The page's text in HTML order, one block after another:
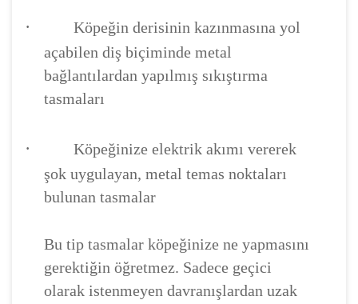
·
Köpeğin derisinin kazınmasına yol
açabilen diş biçiminde metal
bağlantılardan yapılmış sıkıştırma
tasmaları
·
Köpeğinize elektrik akımı vererek
şok uygulayan, metal temas noktaları
bulunan tasmalar
Bu tip tasmalar köpeğinize ne yapmasını
gerektiğin öğretmez. Sadece geçici
olarak istenmeyen davranışlardan uzak